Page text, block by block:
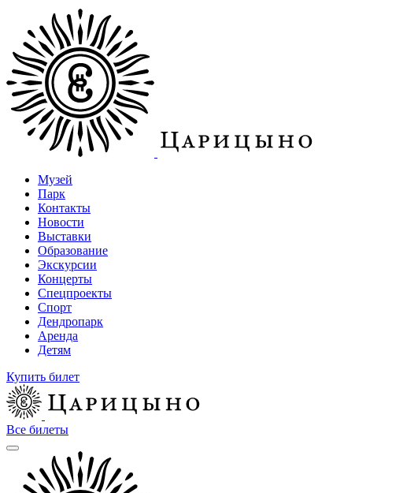
Музей
Парк
Контакты
Новости
Выставки
Образование
Экскурсии
Концерты
Спецпроекты
Спорт
Дендропарк
Аренда
Детям
Купить билет
Все билеты